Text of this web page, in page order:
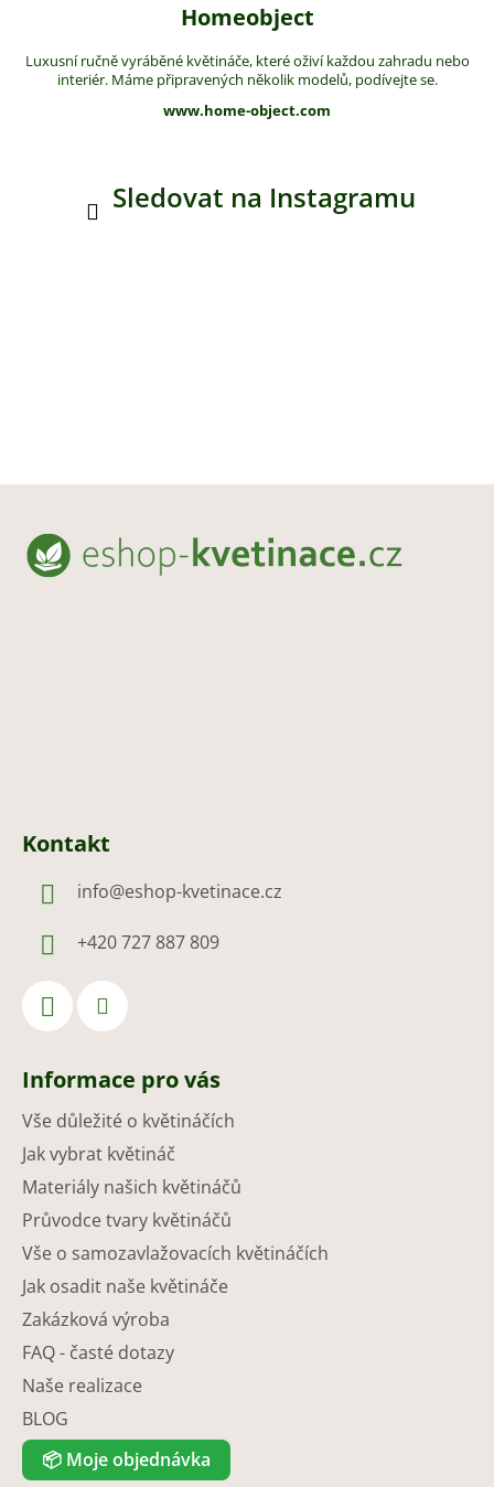
Homeobject
Luxusní ručně vyráběné květináče, které oživí každou zahradu nebo
interiér. Máme připravených několik modelů, podívejte se.
www.home-object.com
Sledovat na Instagramu
Z
Kontakt
info@eshop-kvetinace.cz
+420 727 887 809
Informace pro vás
Vše důležité o květináčích
Jak vybrat květináč
Materiály našich květináčů
Průvodce tvary květináčů
Vše o samozavlažovacích květináčích
Jak osadit naše květináče
Zakázková výroba
FAQ - časté dotazy
Naše realizace
BLOG
📦 Moje objednávka